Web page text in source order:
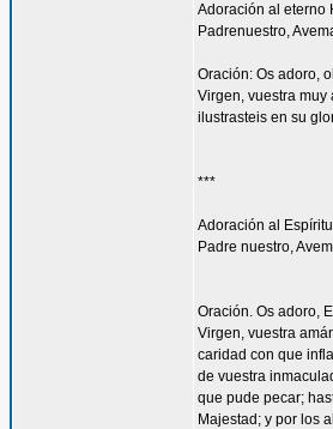
Adoración al eterno
Padrenuestro,
Oración: Os adoro,
Virgen, vuestra
ilustrasteis en su
***
Adoración al
Padre nuestro,
Oración. Os adoro,
Virgen, vuestra
caridad con que
de vuestra
que pude pecar;
Majestad; y por los